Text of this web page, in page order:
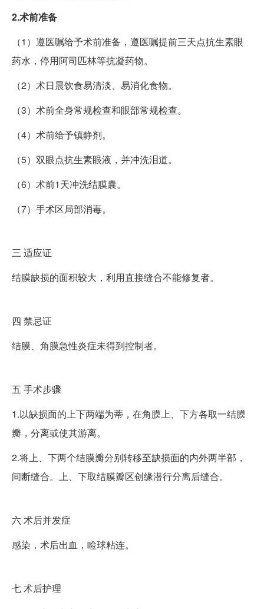
2.术前准备
（1）遵医嘱给予术前准备，遵医嘱提前三天点抗生素眼
药水，停用阿司匹林等抗凝药物。
（2）术日晨饮食易清淡、易消化食物。
（3）术前全身常规检查和眼部常规检查。
（4）术前给予镇静剂。
（5）双眼点抗生素眼液，并冲洗泪道。
（6）术前1天冲洗结膜囊。
（7）手术区局部消毒。
三 适应证
结膜缺损的面积较大，利用直接缝合不能修复者。
四 禁忌证
结膜、角膜急性炎症未得到控制者。
五 手术步骤
1.以缺损面的上下两端为蒂，在角膜上、下方各取一结膜
瓣，分离或使其游离。
2.将上、下两个结膜瓣分别转移至缺损面的内外两半部，
间断缝合。上、下取结膜瓣区创缘潜行分离后缝合。
六术后并发症
感染，术后出血，睑球粘连。
七术后护理